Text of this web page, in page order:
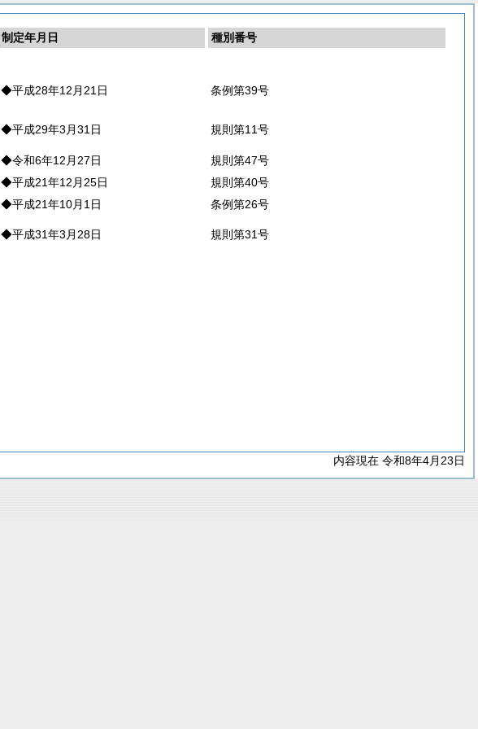
制定年月日
種別番号
◆平成28年12月21日 条例第39号
◆平成29年3月31日 規則第11号
◆令和6年12月27日
規則第47号
◆平成21年12月25日
規則第40号
◆平成21年10月1日
条例第26号
◆平成31年3月28日 規則第31号
内容現在 令和8年4月23日